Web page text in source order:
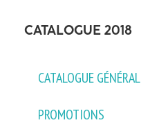
CATALOGUE 2018
CATALOGUE GÉNÉRAL
PROMOTIONS